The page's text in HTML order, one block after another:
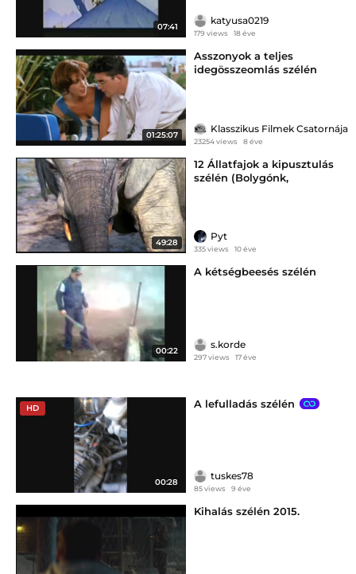
07:41
katyusa0219
179 views 18 éve
01:25:07
Asszonyok a teljes
idegösszeomlás szélén
Klasszikus Filmek Csatornája
23254 views 8 éve
49:28
12 Állatfajok a kipusztulás
szélén (Bolygónk,
Pyt
335 views 10 éve
00:22
A kétségbeesés szélén
s.korde
297 views 17 éve
HD
00:28
A lefulladás szélén
tuskes78
85 views 9 éve
Kihalás szélén 2015.